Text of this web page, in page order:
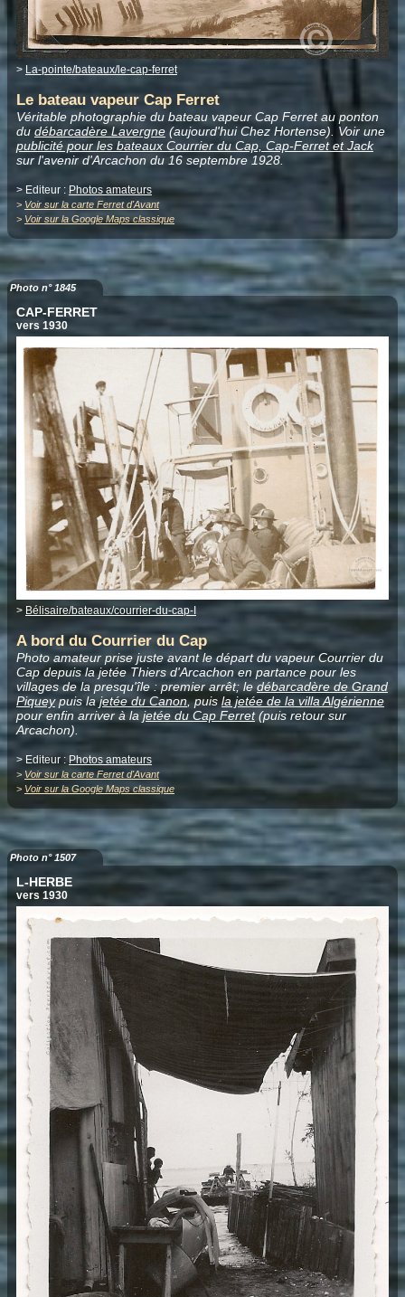
> La-pointe/bateaux/le-cap-ferret
Le bateau vapeur Cap Ferret
Véritable photographie du bateau vapeur Cap Ferret au ponton
du débarcadère Lavergne (aujourd'hui Chez Hortense). Voir une
publicité pour les bateaux Courrier du Cap, Cap-Ferret et Jack
sur l'avenir d'Arcachon du 16 septembre 1928.
> Editeur : Photos amateurs
> Voir sur la carte Ferret d'Avant
> Voir sur la Google Maps classique
Photo n° 1845
CAP-FERRET
vers 1930
> Bélisaire/bateaux/courrier-du-cap-I
A bord du Courrier du Cap
Photo amateur prise juste avant le départ du vapeur Courrier du
Cap depuis la jetée Thiers d'Arcachon en partance pour les
villages de la presqu'île : premier arrêt; le débarcadère de Grand
Piqueypuis lajetée du Canon, puis la jetée de la villa Algérienne
pour enfin arriver à la jetée du Cap Ferret(puis retour sur
Arcachon).
> Editeur : Photos amateurs
> Voir sur la carte Ferret d'Avant
> Voir sur la Google Maps classique
Photo n° 1507
L-HERBE
vers 1930